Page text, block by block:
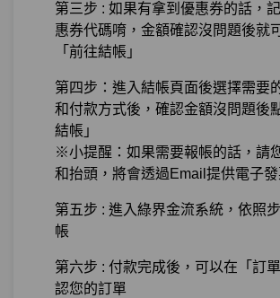
第三步 : 如果有拿到優惠券的話，
惠券代碼唷，金額確認沒問題後就
「前往結帳」
第四步：進入結帳頁面後選擇需要
和付款方式後，確認金額沒問題後
結帳」
※小提醒：如果需要報帳的話，請
和抬頭，將會透過Email提供電子
第五步 : 進入綠界金流系統，依照
帳
第六步 : 付款完成後，可以在「訂
認您的訂單